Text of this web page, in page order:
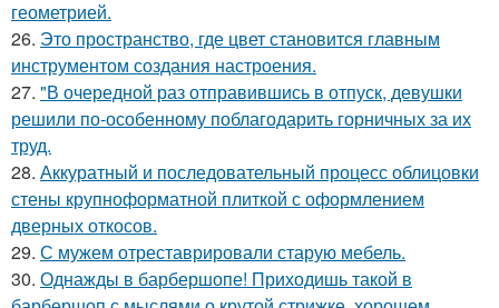
геометрией.
26. Это пространство, где цвет становится главным
инструментом создания настроения.
27. "В очередной раз отправившись в отпуск, девушки
решили по-особенному поблагодарить горничных за их
труд.
28. Аккуратный и последовательный процесс облицовки
стены крупноформатной плиткой с оформлением
дверных откосов.
29. С мужем отреставрировали старую мебель.
30. Однажды в барбершопе! Приходишь такой в